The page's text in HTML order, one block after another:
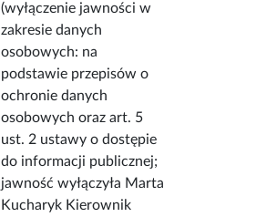
(wyłączenie jawności w
zakresie danych
osobowych: na
podstawie przepisów o
ochronie danych
osobowych oraz art. 5
ust. 2 ustawy o dostępie
do informacji publicznej;
jawność wyłączyła Marta
Kucharyk Kierownik